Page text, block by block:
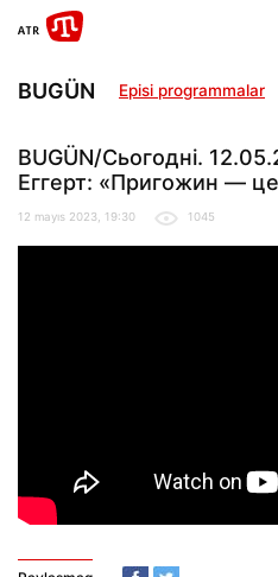
BUGÜN Episi programmalar
BUGÜN/Сьогодні.
Еггерт: «Пригожин — це
12 mayıs 2023, 19:30 1045